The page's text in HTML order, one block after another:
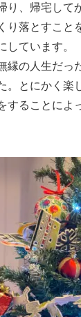
り、帰宅して
り落とすこと
しています。
縁の人生だっ
。とにかく楽
することによ